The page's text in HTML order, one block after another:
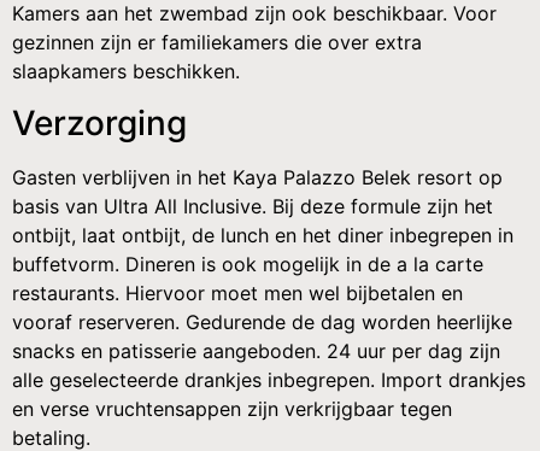
Kamers aan het zwembad zijn ook beschikbaar. Voor
gezinnen zijn er familiekamers die over extra
slaapkamers beschikken.
Verzorging
Gasten verblijven in het Kaya Palazzo Belek resort op
basis van Ultra All Inclusive. Bij deze formule zijn het
ontbijt, laat ontbijt, de lunch en het diner inbegrepen in
buffetvorm. Dineren is ook mogelijk in de a la carte
restaurants. Hiervoor moet men wel bijbetalen en
vooraf reserveren. Gedurende de dag worden heerlijke
snacks en patisserie aangeboden. 24 uur per dag zijn
alle geselecteerde drankjes inbegrepen. Import drankjes
en verse vruchtensappen zijn verkrijgbaar tegen
betaling.